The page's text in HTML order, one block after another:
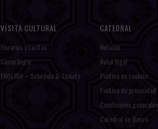
VISITA CULTURAL
Horarios y tarifas
Cómo llegar
ENGLISH – Schedule & Tickets
CATEDRAL
Noticias
Aviso legal
Política de cookies
Política de privacidad
Condiciones generales
Catedral de Baeza